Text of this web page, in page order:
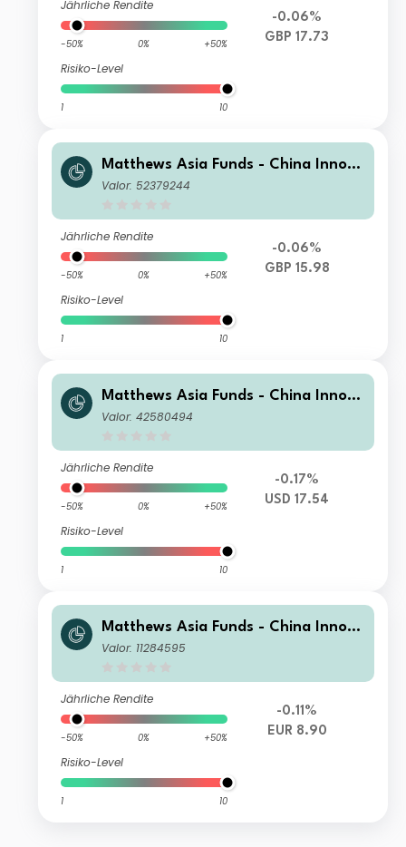
Jährliche Rendite
-50% 0% +50%
Risiko-Level
1 10
-0.06%
GBP 17.73
Matthews Asia Funds - China Innova
tors Fund I GBP Acc
Valor: 52379244
Jährliche Rendite
-50% 0% +50%
Risiko-Level
1 10
-0.06%
GBP 15.98
Matthews Asia Funds - China Innova
tors Fund S USD Acc
Valor: 42580494
Jährliche Rendite
-50% 0% +50%
Risiko-Level
1 10
-0.17%
USD 17.54
Matthews Asia Funds - China Innova
tors Fund S EUR Acc
Valor: 11284595
Jährliche Rendite
-50% 0% +50%
Risiko-Level
1 10
-0.11%
EUR 8.90